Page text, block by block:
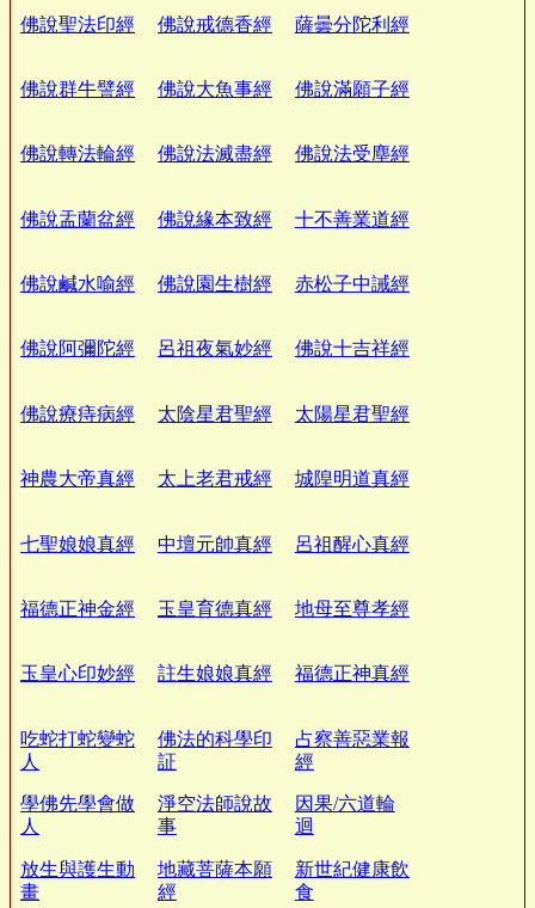
佛說聖法印經 佛說戒德香經 薩曇分陀利經
佛說群牛譬經 佛說大魚事經 佛說滿願子經
佛說轉法輪經 佛說法滅盡經 佛說法受塵經
佛說盂蘭盆經 佛說緣本致經 十不善業道經
佛說鹹水喻經 佛說園生樹經 赤松子中誡經
佛說阿彌陀經 呂祖夜氣妙經 佛說十吉祥經
佛說療痔病經 太陰星君聖經 太陽星君聖經
神農大帝真經 太上老君戒經 城隍明道真經
七聖娘娘真經 中壇元帥真經 呂祖醒心真經
福德正神金經 玉皇育德真經 地母至尊孝經
玉皇心印妙經 註生娘娘真經 福德正神真經
吃蛇打蛇變蛇
人
佛法的科學印
証
占察善惡業報
經
學佛先學會做
人
淨空法師說故
事
因果/六道輪
迴
放生與護生動
畫
地藏菩薩本願
經
新世紀健康飲
食